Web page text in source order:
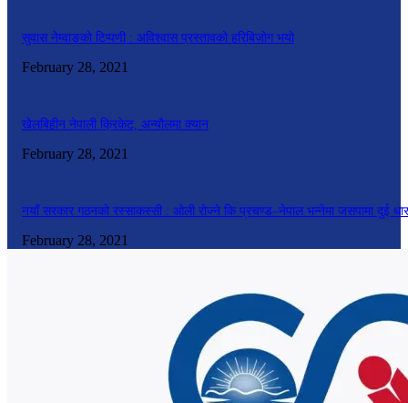
सुवास नेम्वाङको टिप्पणी : अविश्वास प्रस्तावको हरिबिजोग भयो
February 28, 2021
खेलबिहीन नेपाली क्रिकेट, अन्यौलमा क्यान
February 28, 2021
नयाँ सरकार गठनको रस्साकस्सी : ओली रोज्ने कि प्रचण्ड–नेपाल भन्नेमा जसपामा दुई धार
February 28, 2021